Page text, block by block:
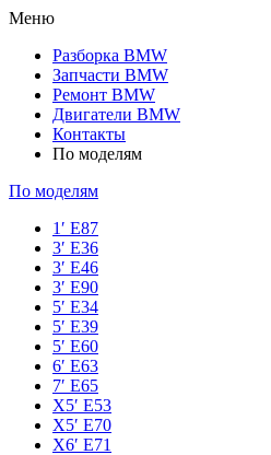
Меню
Разборка BMW
Запчасти BMW
Ремонт BMW
Двигатели BMW
Контакты
По моделям
По моделям
1′ E87
3′ E36
3′ E46
3′ E90
5′ E34
5′ E39
5′ E60
6′ E63
7′ E65
Х5′ E53
X5′ E70
X6′ E71